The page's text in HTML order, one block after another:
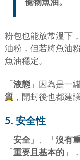
寵物魚油。
粉包也能放常溫下
油粉，但若將魚油
魚油穩定。
「 液態 」因為是一
質 ，開封後也都建
5. 安全性
「 安全 」、「 沒有
「 重要且基本的 」